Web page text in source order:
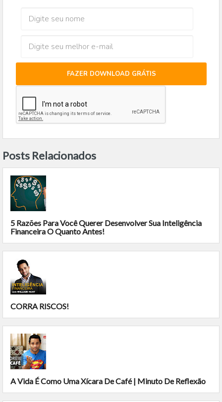
FAZER DOWNLOAD GRÁTIS
Posts Relacionados
5 Razões Para Você Querer Desenvolver Sua Inteligência
Financeira O Quanto Antes!
CORRA RISCOS!
A Vida É Como Uma Xícara De Café | Minuto De Reflexão